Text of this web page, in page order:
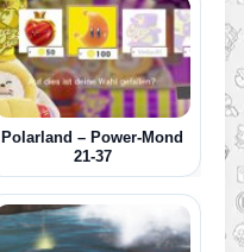
Polarland – Power-Mond
21-37